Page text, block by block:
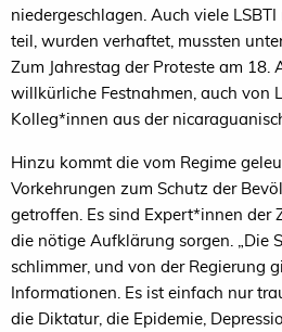
niedergeschlagen. Auch viele
teil, wurden verhaftet, mussten
Zum Jahrestag der Proteste am 18.
willkürliche Festnahmen, auch von
Kolleg*innen aus der
Hinzu kommt die vom Regime
Vorkehrungen zum Schutz der
getroffen. Es sind Expert*innen der
die nötige Aufklärung sorgen. „Die
schlimmer, und von der Regierung
Informationen. Es ist einfach nur
die Diktatur, die Epidemie,